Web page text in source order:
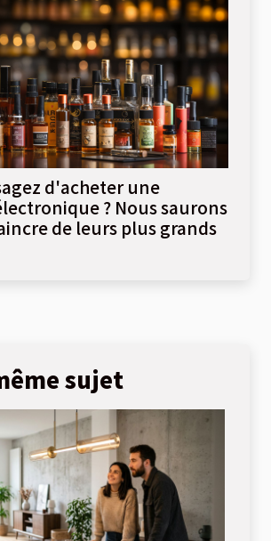
d'acheter une
? Nous saurons
de leurs plus grands
sujet